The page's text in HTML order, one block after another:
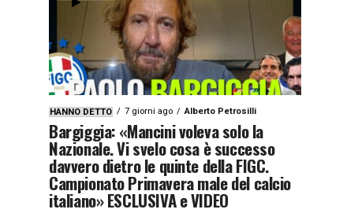
HANNO DETTO 7 giorni ago Alberto Petrosilli
Bargiggia: «Mancini voleva solo la
Nazionale. Vi svelo cosa è successo
davvero dietro le quinte della FIGC.
Campionato Primavera male del calcio
italiano» ESCLUSIVA e VIDEO